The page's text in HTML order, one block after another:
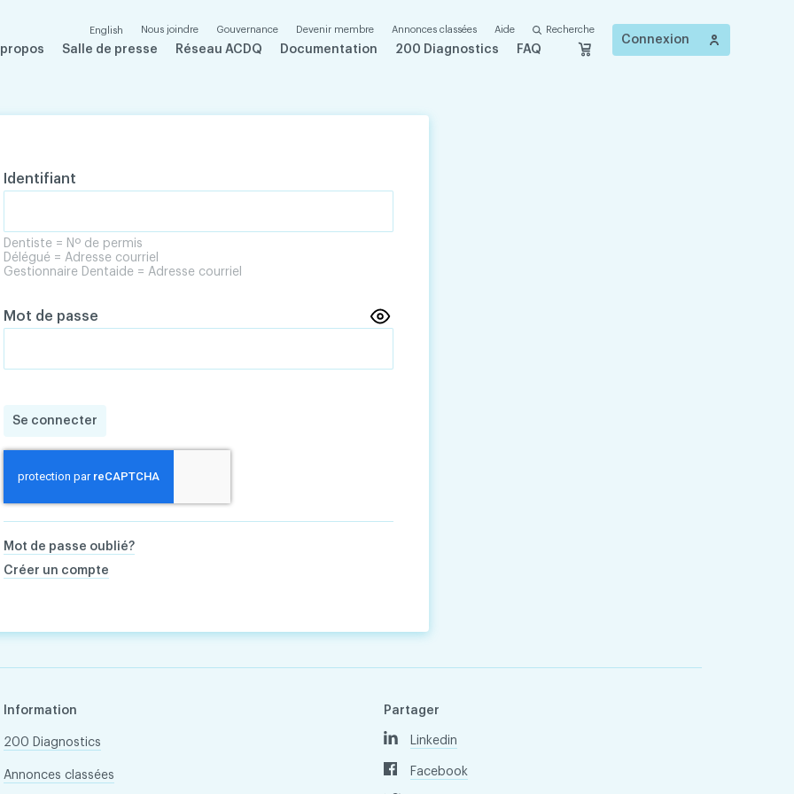
English Nous joindre Gouvernance Devenir membre Annonces classées Aide Recherche
Salle de presse Réseau ACDQ Documentation 200 Diagnostics FAQ
Connexion
Identifiant
Dentiste = Nº de permis
Délégué = Adresse courriel
Gestionnaire Dentaide = Adresse courriel
Mot de passe
Se connecter
Mot de passe oublié?
Créer un compte
Information
200 Diagnostics
Annonces classées
Partager
Linkedin
Facebook